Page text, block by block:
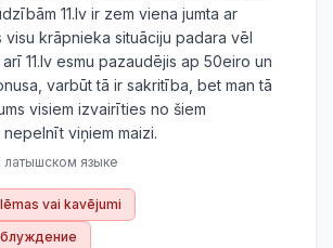
11.lv ir zem viena jumta ar
visu krāpnieka situāciju padara vēl
11.lv esmu pazaudējis ap 50eiro un
varbūt tā ir sakritība, bet man tā
visiem izvairīties no šiem
viņiem maizi.
языке
vai kavējumi